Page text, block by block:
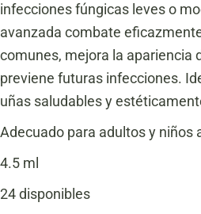
infecciones fúngicas leves o
avanzada combate
comunes, mejora la apariencia
previene futuras infecciones.
uñas saludables y
Adecuado para adultos y niños
4.5 ml
24 disponibles